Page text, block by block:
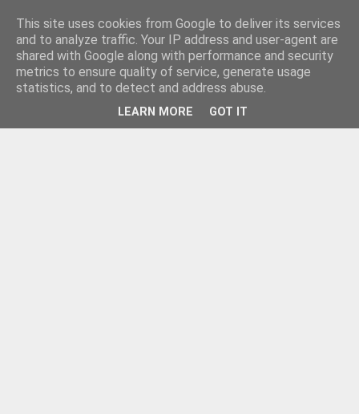
This site uses cookies from Google to deliver its services
and to analyze traffic. Your IP address and user-agent are
shared with Google along with performance and security
metrics to ensure quality of service, generate usage
statistics, and to detect and address abuse.
LEARN MORE GOT IT